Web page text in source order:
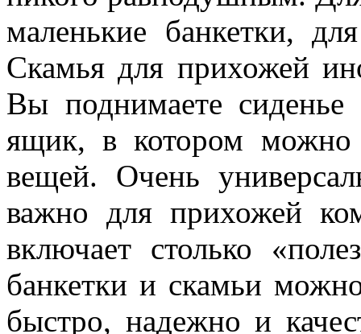
маленькие банкетки,
Скамья для прихожей
Вы поднимаете
ящик, в котором можно
вещей. Очень
важно для прихожей
включает столько
банкетки и скамьи
быстро, надежно и